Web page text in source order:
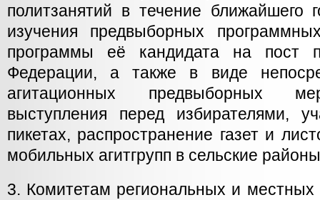
политзанятий в течение ближайшего
изучения предвыборных
программы её кандидата на пост
Федерации, а также в виде
агитационных предвыборных
выступления перед избирателями,
пикетах, распространение газет и
мобильных агитгрупп в сельские
3. Комитетам региональных и